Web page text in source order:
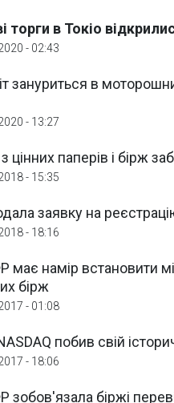
торги в Токіо
- 02:43
зануриться в
- 13:27
з цінних паперів і бірж
- 15:35
заявку на
- 18:16
намір встановити
бірж
- 01:08
побив свій
- 18:06
біржі